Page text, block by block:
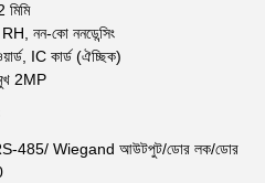
নন-কো ননডেন্সিং
IC কার্ড (ঐচ্ছিক)
2MP
485/ Wiegand আউটপুট/ডোর লক/ডোর